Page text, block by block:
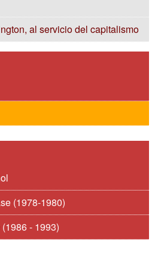
al servicio del capitalismo
(1978-1980)
- 1993)